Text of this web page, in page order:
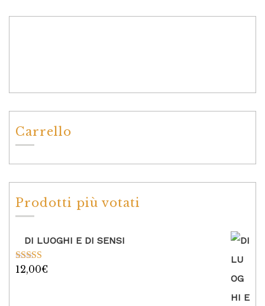
Carrello
Prodotti più votati
DI LUOGHI E DI SENSI
Valutato
12,00€